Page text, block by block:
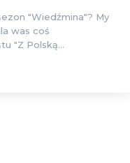
"Wiedźmina"? My
was coś
"Z Polską...